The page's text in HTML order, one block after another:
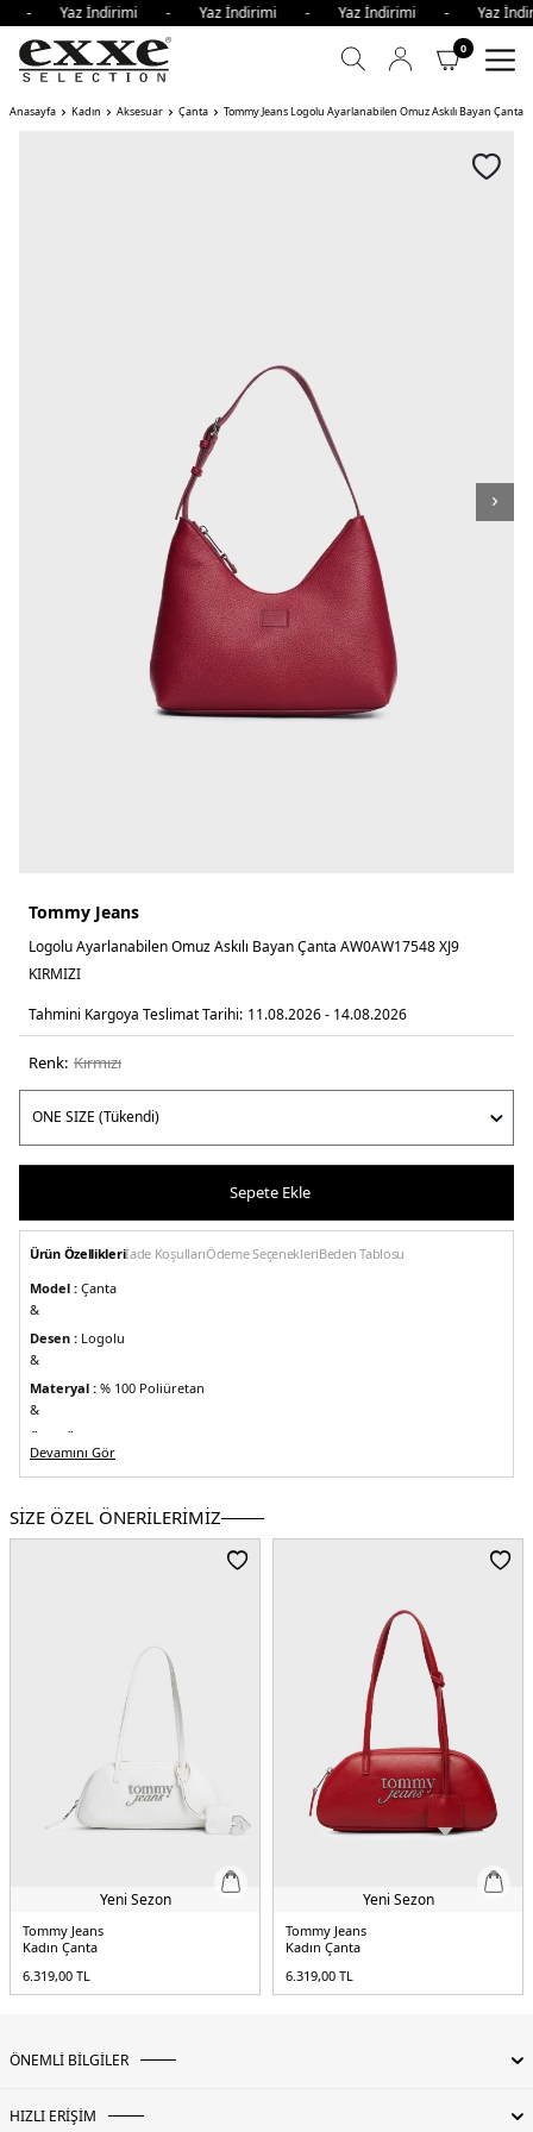
- Yaz İndirimi - Yaz İndirimi - Yaz İndirimi -
0
Anasayfa Kadın Aksesuar Çanta Tommy Jeans Logolu Ayarlanabilen Omuz Askılı Bayan Çanta
Tommy Jeans
Logolu Ayarlanabilen Omuz Askılı Bayan Çanta AW0AW17548 XJ9
KIRMIZI
Tahmini Kargoya Teslimat Tarihi: 11.08.2026 - 14.08.2026
Renk: kirmizi
Sepete Ekle
Ürün Özellikleriİade KoşullarıÖdeme SeçenekleriBeden Tablosu
Model : Çanta
&
Desen : Logolu
&
Materyal : % 100 Poliüretan
&
Ürün Ölçüsü :
&
&
Üretim Yeri :Kamboçya
Devamını Gör
SİZE ÖZEL ÖNERİLERİMİZ
Yeni Sezon
Tommy Jeans
Kadın Çanta
6.319,00 TL
Yeni Sezon
Tommy Jeans
Kadın Çanta
6.319,00 TL
ÖNEMLİ BİLGİLER
HIZLI ERİŞİM